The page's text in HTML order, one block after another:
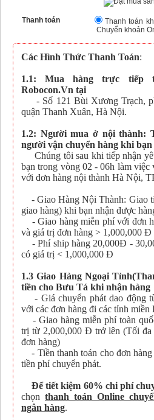
Thanh toán
Thanh
Chuyển khoản
Các Hình Thức Thanh Toán:
1.1: Mua hàng trực tiếp
Robocon.Vn tại
- Số 121 Bùi Xương Trạch,
quận Thanh Xuân, Hà Nội.
1.2: Người mua ở nội thành:
người vận chuyển hàng khi
Chúng tôi sau khi tiếp nhận
bạn trong vòng 02 - 06h làm việc
với đơn hàng nội thành Hà Nội,
- Giao Hàng Nội Thành: Giao
giao hàng) khi bạn nhận được
- Giao hàng miễn phí với đơn
và giá trị đơn hàng > 1,000,000 Đ
- Phí ship hàng 20,000Đ -
có giá trị < 1,000,000 Đ
1.3 Giao Hàng Ngoại
tiền cho Bưu Tá khi nhận hàng
- Giá chuyển phát dao động
với các đơn hàng đi các tỉnh miền
- Giao hàng miễn phí toàn
trị từ 2,000,000 Đ trở lên (Tối
đơn hàng)
- Tiền thanh toán cho đơn hàng
tiền phí chuyển phát.
Để tiết kiệm 60% chi phí
chọn thanh toán Online
ngân hàng.